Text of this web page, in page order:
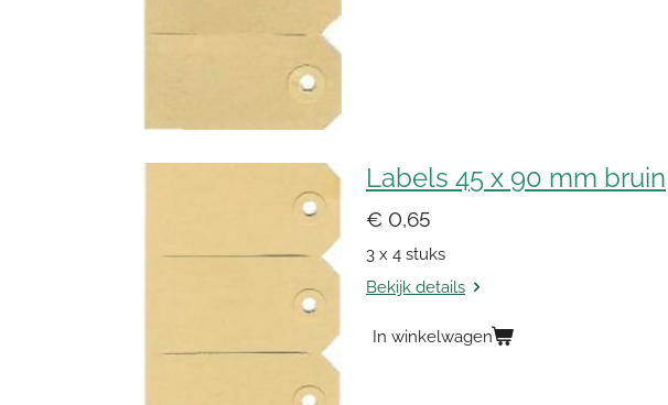
Labels 45 x 90 mm bruin
€ 0,65
3 x 4 stuks
Bekijk details
In winkelwagen